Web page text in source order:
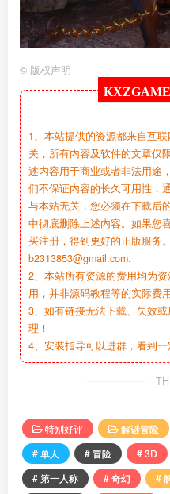
© 版权声明
1、本站提供的资源都来自互
关，所有内容及软件的文章仅
述内容用于商业或者非法用途
们不保证内容的长久可用性，
与本站无关，您必须在下载后
中彻底删除上述内容。如果您
买注册，得到更好的正版服务
b2313853@gmail.com.
2、本站所有资源的费用均为
用，并非源码教程等的实际费
3、如有链接无法下载、失效
理！
4、安装指导可以进群，看到一
特别好评
解谜冒险
# 单人
# 冒险 # 3D
# 第一人称
# 奇幻 #